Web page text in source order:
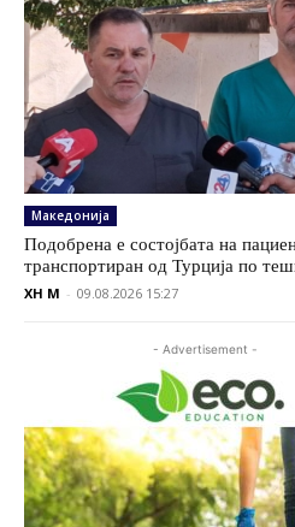
Македонија
Подобрена е состојбата на
транспортиран од Турција по
XH M - 09.08.2026 15:27
- Advertisement -